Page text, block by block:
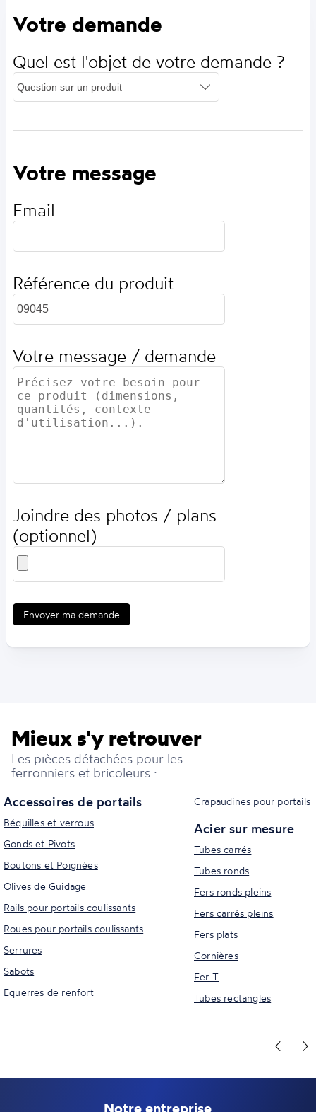
Votre demande
Quel est l'objet de votre demande ?
Votre message
Email
Référence du produit
Votre message / demande
Joindre des photos / plans
(optionnel)
Envoyer ma demande
Mieux s'y retrouver
Les pièces détachées pour les
ferronniers et bricoleurs :
Accessoires de portails
Béquilles et verrous
Gonds et Pivots
Boutons et Poignées
Olives de Guidage
Rails pour portails coulissants
Roues pour portails coulissants
Serrures
Sabots
Equerres de renfort
Crapaudines pour portails
Acier sur mesure
Tubes carrés
Tubes ronds
Fers ronds pleins
Fers carrés pleins
Fers plats
Cornières
Fer T
Tubes rectangles
Notre entreprise